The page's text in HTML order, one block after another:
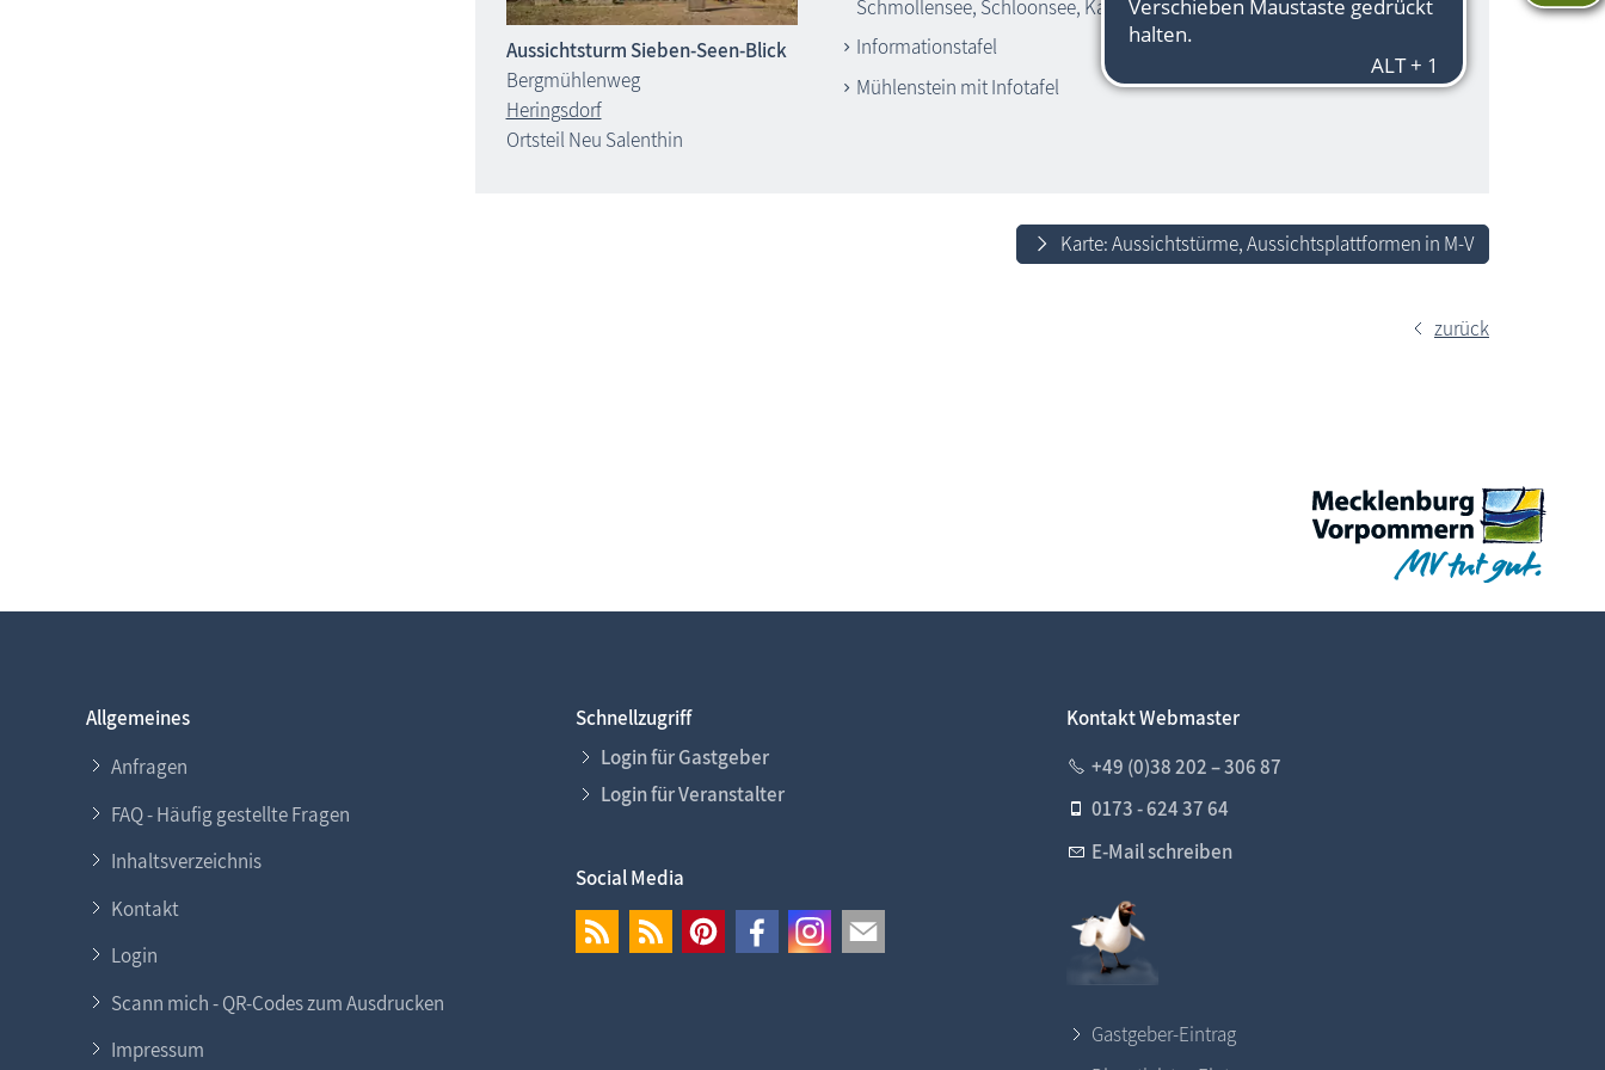
Aussichtsturm Sieben-Seen-Blick
Bergmühlenweg
Heringsdorf
Ortsteil Neu Salenthin
Schmollensee, Schloonsee, Kachliner See, Ostsee
Informationstafel
Mühlenstein mit Infotafel
Karte: Aussichtstürme, Aussichtsplattformen in M-V
zurück
Allgemeines
Anfragen
FAQ - Häufig gestellte Fragen
Inhaltsverzeichnis
Kontakt
Login
Scann mich - QR-Codes zum Ausdrucken
Impressum
Schnellzugriff
Login für Gastgeber
Login für Veranstalter
Social Media
Kontakt Webmaster
+49 (0)38 202 – 306 87
0173 - 624 37 64
E-Mail schreiben
Gastgeber-Eintrag